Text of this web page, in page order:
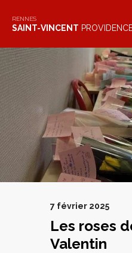
content
RENNES
SAINT-VINCENT
7 février 2025
Les roses
Valentin